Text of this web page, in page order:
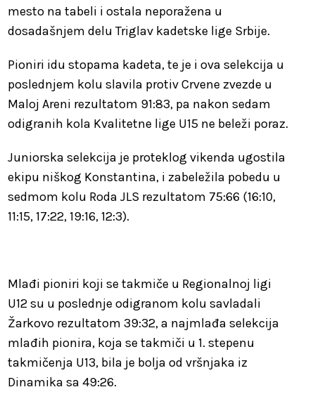
mesto na tabeli i ostala neporažena u
dosadašnjem delu Triglav kadetske lige Srbije.
Pioniri idu stopama kadeta, te je i ova selekcija u
poslednjem kolu slavila protiv Crvene zvezde u
Maloj Areni rezultatom 91:83, pa nakon sedam
odigranih kola Kvalitetne lige U15 ne beleži poraz.
Juniorska selekcija je proteklog vikenda ugostila
ekipu niškog Konstantina, i zabeležila pobedu u
sedmom kolu Roda JLS rezultatom 75:66 (16:10,
11:15, 17:22, 19:16, 12:3).
Mlađi pioniri koji se takmiče u Regionalnoj ligi
U12 su u poslednje odigranom kolu savladali
Žarkovo rezultatom 39:32, a najmlađa selekcija
mlađih pionira, koja se takmiči u 1. stepenu
takmičenja U13, bila je bolja od vršnjaka iz
Dinamika sa 49:26.